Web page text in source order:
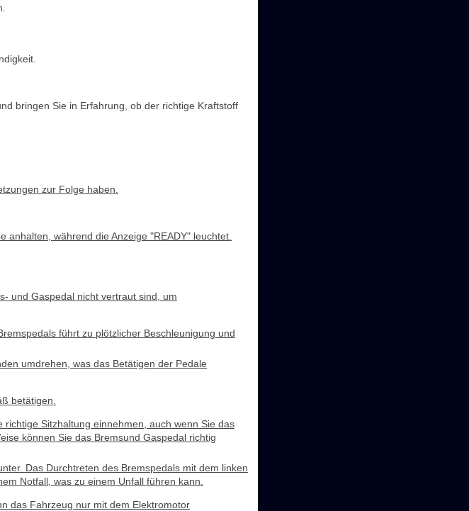
bringen Sie in Erfahrung, ob der richtige Kraftstoff
zur Folge haben.
während die Anzeige "READY" leuchtet.
und Gaspedal nicht vertraut sind, um
führt zu plötzlicher Beschleunigung und
umdrehen, was das Betätigen der Pedale
betätigen.
Sitzhaltung einnehmen, auch wenn Sie das
können Sie das Bremsund Gaspedal richtig
Das Durchtreten des Bremspedals mit dem linken
Notfall, was zu einem Unfall führen kann.
das Fahrzeug nur mit dem Elektromotor